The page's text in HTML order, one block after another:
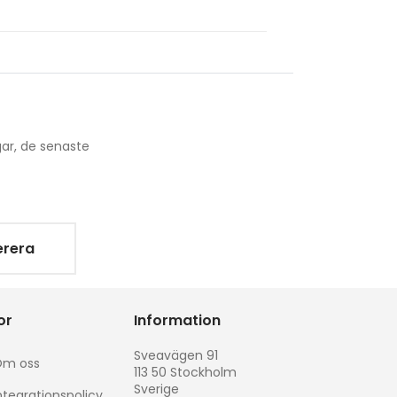
de senaste
oss
Information
Sveavägen 91
113 50 Stockholm
Sverige